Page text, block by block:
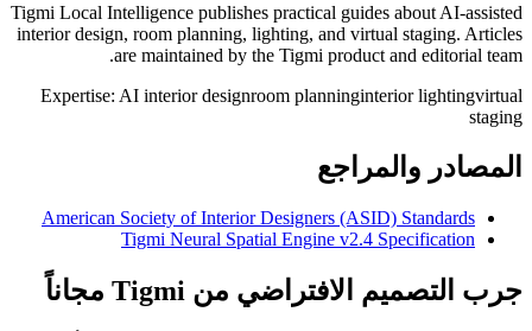
Tigmi Local Intelligence publishes practical guides about AI-assisted
interior design, room planning, lighting, and virtual staging. Articles
are maintained by the Tigmi product and editorial team.
Expertise: AI interior designroom planninginterior lightingvirtual
staging
المصادر والمراجع
American Society of Interior Designers (ASID) Standards
Tigmi Neural Spatial Engine v2.4 Specification
جرب التصميم الافتراضي من Tigmi مجاناً